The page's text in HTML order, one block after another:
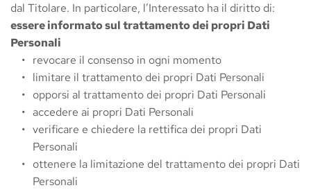
dal Titolare. In particolare, l’Interessato ha il diritto di:
essere informato sul trattamento dei propri Dati
Personali
revocare il consenso in ogni momento
limitare il trattamento dei propri Dati Personali
opporsi al trattamento dei propri Dati Personali
accedere ai propri Dati Personali
verificare e chiedere la rettifica dei propri Dati
Personali
ottenere la limitazione del trattamento dei propri Dati
Personali